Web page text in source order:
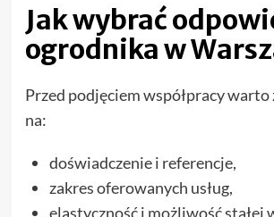
Jak wybrać
ogrodnika w
Przed podjęciem współpracy
na:
doświadczenie i referencje,
zakres oferowanych usług,
elastyczność i możliwość stałej